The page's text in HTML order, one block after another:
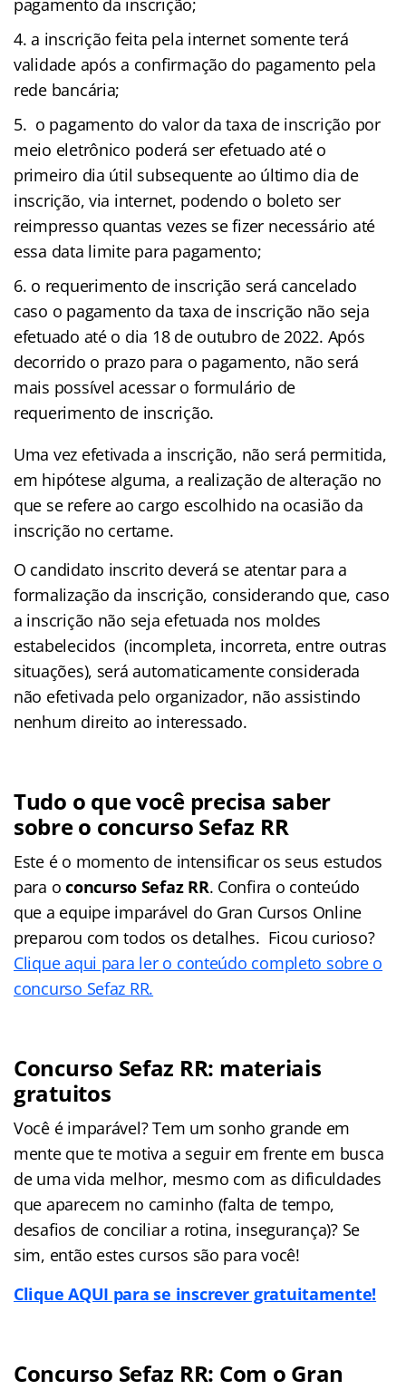
pagamento da inscrição;
a inscrição feita pela internet somente terá
validade após a confirmação do pagamento pela
rede bancária;
o pagamento do valor da taxa de inscrição por
meio eletrônico poderá ser efetuado até o
primeiro dia útil subsequente ao último dia de
inscrição, via internet, podendo o boleto ser
reimpresso quantas vezes se fizer necessário até
essa data limite para pagamento;
o requerimento de inscrição será cancelado
caso o pagamento da taxa de inscrição não seja
efetuado até o dia 18 de outubro de 2022. Após
decorrido o prazo para o pagamento, não será
mais possível acessar o formulário de
requerimento de inscrição.
Uma vez efetivada a inscrição, não será permitida,
em hipótese alguma, a realização de alteração no
que se refere ao cargo escolhido na ocasião da
inscrição no certame.
O candidato inscrito deverá se atentar para a
formalização da inscrição, considerando que, caso
a inscrição não seja efetuada nos moldes
estabelecidos (incompleta, incorreta, entre outras
situações), será automaticamente considerada
não efetivada pelo organizador, não assistindo
nenhum direito ao interessado.
Tudo o que você precisa saber
sobre o concurso Sefaz RR
Este é o momento de intensificar os seus estudos
para oconcurso Sefaz RR. Confira o conteúdo
que a equipe imparável do Gran Cursos Online
preparou com todos os detalhes. Ficou curioso?
Clique aqui para ler o conteúdo completo sobre o
concurso Sefaz RR.
Concurso Sefaz RR: materiais
gratuitos
Você é imparável? Tem um sonho grande em
mente que te motiva a seguir em frente em busca
de uma vida melhor, mesmo com as dificuldades
que aparecem no caminho (falta de tempo,
desafios de conciliar a rotina, insegurança)? Se
sim, então estes cursos são para você!
Clique AQUI para se inscrever gratuitamente!
Concurso Sefaz RR: Com o Gran